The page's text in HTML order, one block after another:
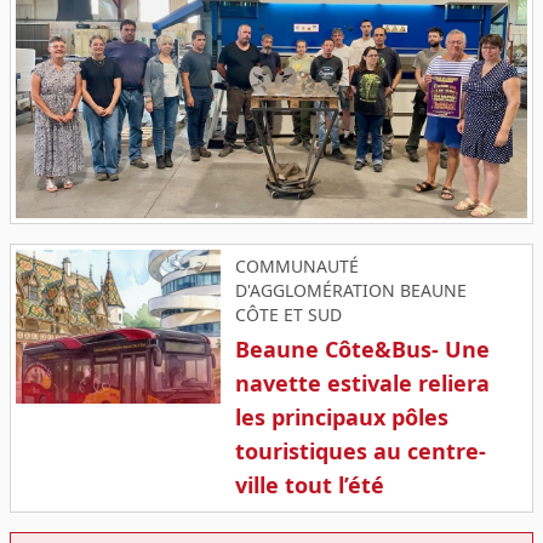
COMMUNAUTÉ
D'AGGLOMÉRATION BEAUNE
CÔTE ET SUD
Beaune Côte&Bus- Une
navette estivale reliera
les principaux pôles
touristiques au centre-
ville tout l’été